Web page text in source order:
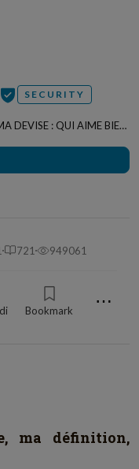
SECURITY
721 949061
Bookmark ⋯
ma définition,